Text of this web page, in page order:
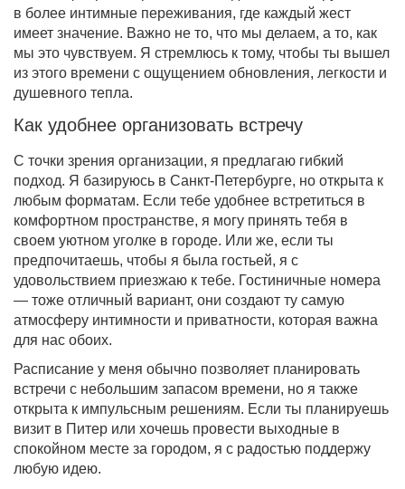
в более интимные переживания, где каждый жест
имеет значение. Важно не то, что мы делаем, а то, как
мы это чувствуем. Я стремлюсь к тому, чтобы ты вышел
из этого времени с ощущением обновления, легкости и
душевного тепла.
Как удобнее организовать встречу
С точки зрения организации, я предлагаю гибкий
подход. Я базируюсь в Санкт-Петербурге, но открыта к
любым форматам. Если тебе удобнее встретиться в
комфортном пространстве, я могу принять тебя в
своем уютном уголке в городе. Или же, если ты
предпочитаешь, чтобы я была гостьей, я с
удовольствием приезжаю к тебе. Гостиничные номера
— тоже отличный вариант, они создают ту самую
атмосферу интимности и приватности, которая важна
для нас обоих.
Расписание у меня обычно позволяет планировать
встречи с небольшим запасом времени, но я также
открыта к импульсным решениям. Если ты планируешь
визит в Питер или хочешь провести выходные в
спокойном месте за городом, я с радостью поддержу
любую идею.